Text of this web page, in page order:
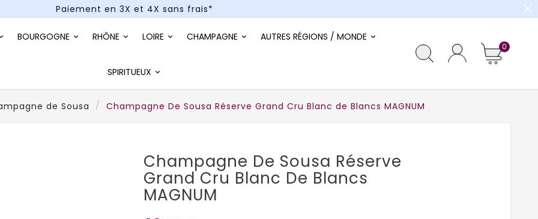
Paiement en 3X et 4X sans frais*
close
BOURGOGNE RHÔNE LOIRE CHAMPAGNE AUTRES RÉGIONS / MONDE
SPIRITUEUX
0
de Sousa Champagne De Sousa Réserve Grand Cru Blanc de Blancs MAGNUM
Champagne De Sousa Réserve
Grand Cru Blanc De Blancs
MAGNUM